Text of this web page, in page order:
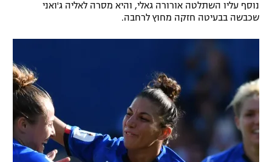
הצטרפות לחבילת הערוצים
המגזין
נוסף עליו השתלטה אורורה גאלי, והיא מסרה לאליה ג'ואני
שכבשה בבעיטה חזקה מחוץ לרחבה.